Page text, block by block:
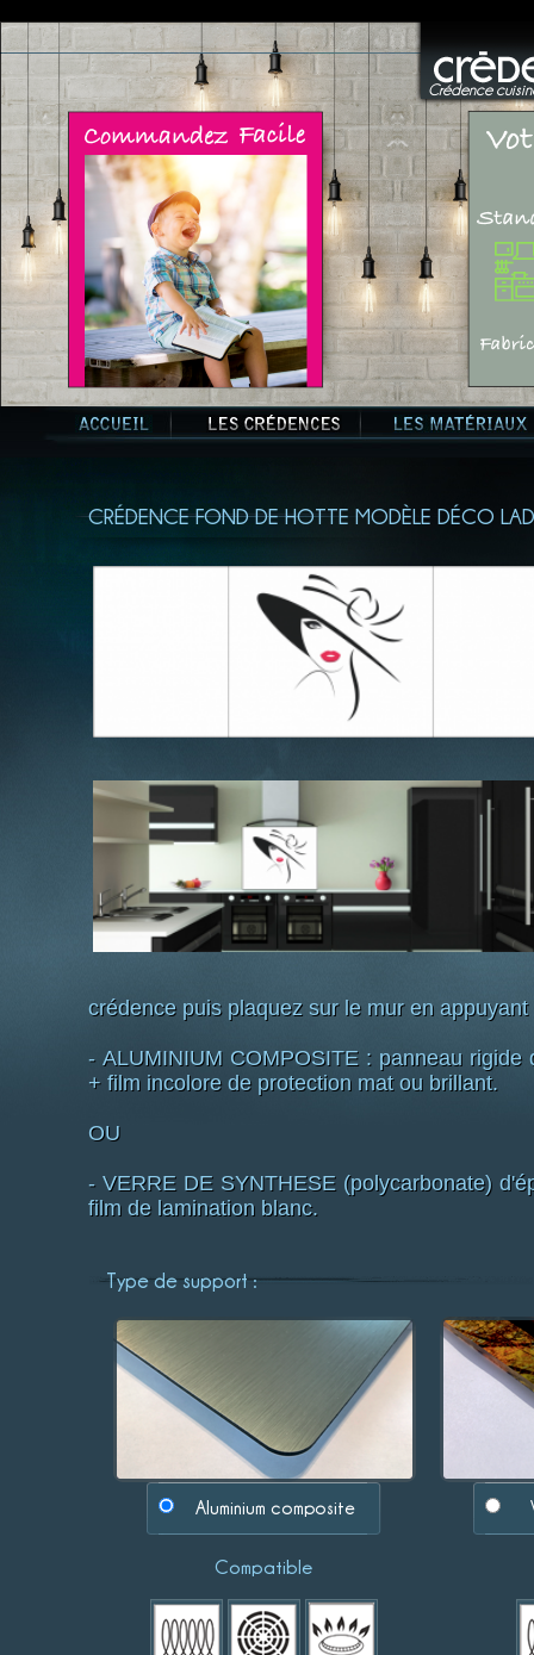
Crédence
CRÉDENCE FOND DE HOTTE MODÈLE DÉCO
crédence puis plaquez sur le mur en
- ALUMINIUM COMPOSITE : panneau
+ film incolore de protection mat ou brillant.
OU
- VERRE DE SYNTHESE (polycarbonate)
film de lamination blanc.
Type de support :
Aluminium composite
Compatible